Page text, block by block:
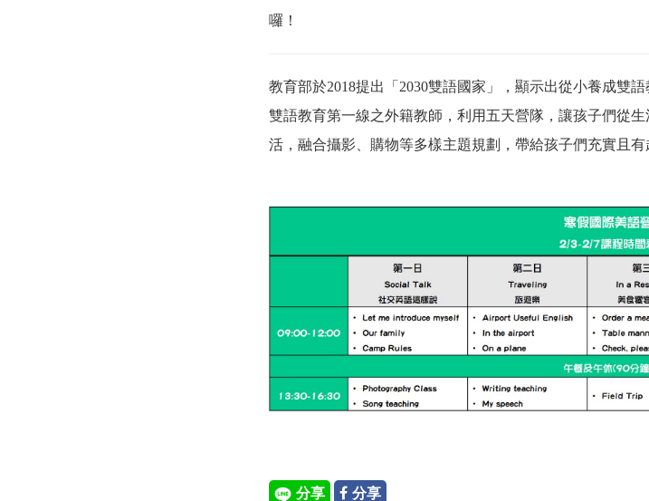
囉！
教育部於2018提出「2030雙語國家」，顯示出從小養成雙
雙語教育第一線之外籍教師，利用五天營隊，讓孩子們從
活，融合攝影、購物等多樣主題規劃，帶給孩子們充實且有
分享
分享